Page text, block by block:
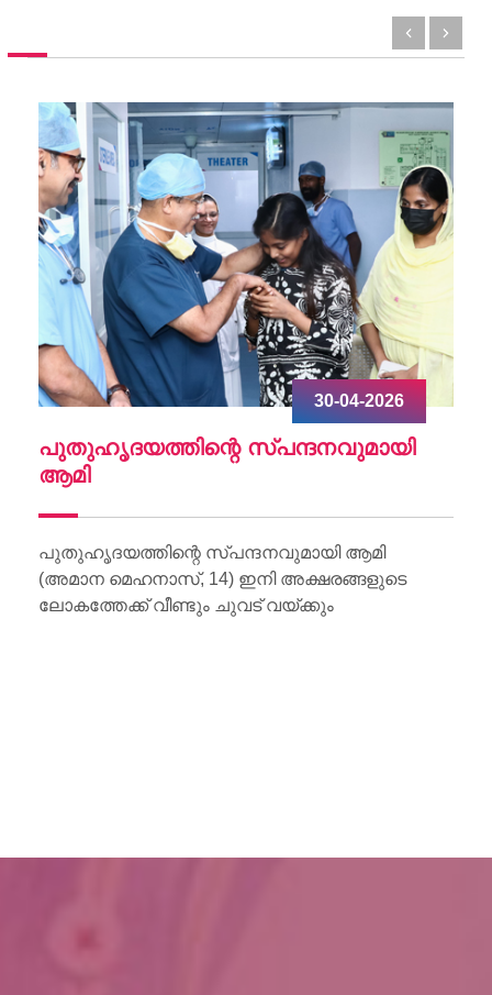
30-04-2026
പുതുഹൃദയത്തിന്റെ സ്പന്ദനവുമായി
ആമി
പുതുഹൃദയത്തിന്റെ സ്പന്ദനവുമായി ആമി
(അമാന മെഹനാസ്, 14) ഇനി അക്ഷരങ്ങളുടെ
ലോകത്തേക്ക് വീണ്ടും ചുവട് വയ്ക്കും